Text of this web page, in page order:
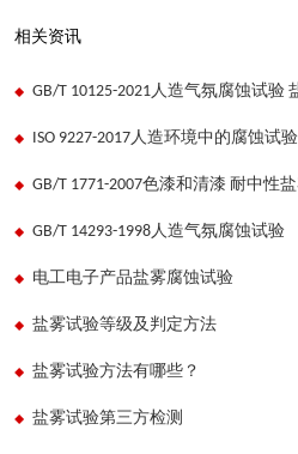
相关资讯
GB/T 10125-2021人造气氛腐蚀试验
ISO 9227-2017人造环境中的腐蚀试
GB/T 1771-2007色漆和清漆 耐中性
GB/T 14293-1998人造气氛腐蚀试验
电工电子产品盐雾腐蚀试验
盐雾试验等级及判定方法
盐雾试验方法有哪些？
盐雾试验第三方检测